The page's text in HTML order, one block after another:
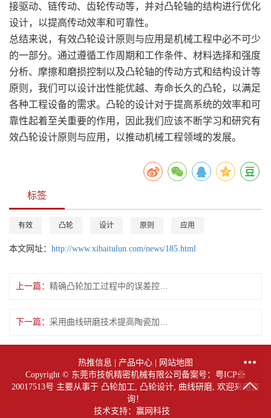
接驱动、链传动、齿轮传动等，并对凸轮轴的结构进行优化
设计，以提高传动效率和可靠性。
总结来说，有效凸轮设计原则与应用是机械工程中必不可少
的一部分。通过遵循工作周期和工作条件、材料选择和强度
分析、摩擦和磨损控制以及凸轮轴的传动方式和结构设计等
原则，我们可以设计出性能优越、寿命长久的凸轮，以满足
各种工程设备的需求。凸轮的设计对于提高系统的效率和可
靠性起着至关重要的作用，因此我们应该不断学习和研究有
效凸轮设计原则与应用，以推动机械工程领域的发展。
标签
有效 凸轮 设计 原则 应用
本文网址： http://www.xibaitulun.com/news/185.html
上一篇：
下一篇：
热推信息 产品中心
网站地图
Copyright © 东莞市技帆精密机械有限公司备案号： 粤ICP备
20017513号 主要从事于 凸轮加工 凸轮设计 曲线研磨 , 欢迎来电咨
询！
技术支持：赢网科技